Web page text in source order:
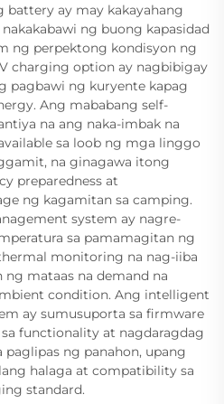
battery ay may kakayahang
ng buong kapasidad
ng perpektong kondisyon ng
charging option ay nagbibigay
pagbawi ng kuryente kapag
Ang mababang self-
na ang naka-imbak na
sa loob ng mga linggo
na ginagawa itong
preparedness at
ng kagamitan sa camping.
system ay nagre-
sa pamamagitan ng
monitoring na nag-iiba
ng mataas na demand na
condition. Ang intelligent
ay sumusuporta sa firmware
functionality at nagdaragdag
ng panahon, upang
halaga at compatibility sa
standard.